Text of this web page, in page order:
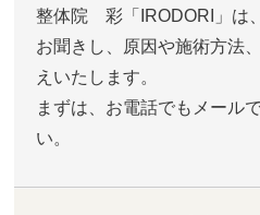
整体院 彩「IRODORI」は
お聞きし、原因や施術方法
えいたします。
まずは、お電話でもメール
い。